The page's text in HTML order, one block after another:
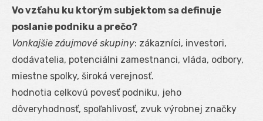
Vo vzťahu ku ktorým subjektom sa definuje
poslanie podniku a prečo?
Vonkajšie záujmové skupiny: zákazníci, investori,
dodávatelia, potenciálni zamestnanci, vláda, odbory,
miestne spolky, široká verejnosť.
hodnotia celkovú povesť podniku, jeho
dôveryhodnosť, spoľahlivosť, zvuk výrobnej značky